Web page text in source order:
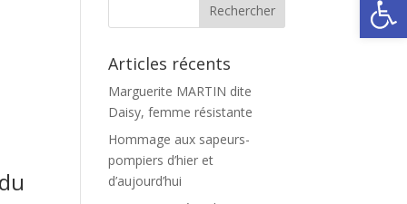
Articles récents
Marguerite MARTIN dite
Daisy, femme résistante
Hommage aux sapeurs-
pompiers d’hier et
d’aujourd’hui